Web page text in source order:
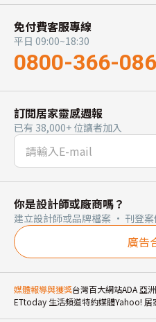
免付費客服專線
平日 09:00~18:30
0800-366-086
訂閱居家靈感週報
已有 38,000+ 位讀者加入
你是設計師或廠商嗎？
建立設計師或品牌檔案 · 刊登
廣告
媒體報導與獲獎台灣百大網站ADA 亞
ETtoday 生活頻道特約媒體Yahoo! 居